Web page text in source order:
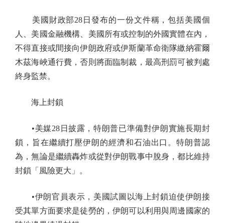
美國財政部28日發布的一份文件稱，包括美國個
人、美國金融機構、美國所有或控制的外國實體在內，
不得直接或間接向伊朗政府或伊斯蘭革命衛隊繳納霍爾
木茲海峽通行費，否則將面臨制裁，最高刑罰可被判處
終身監禁。
海上封鎖
•美媒28日披露，特朗普已準備對伊朗實施長期封
鎖，旨在繼續打壓伊朗的經濟和石油出口。特朗普認
為，無論是繼續轟炸或從對伊朗戰事中脫身，都比維持
封鎖「風險更大」。
•伊朗官員表示，美國試圖以海上封鎖迫使伊朗接
受其單方面要求是徒勞的，伊朗可以利用與周邊國家的